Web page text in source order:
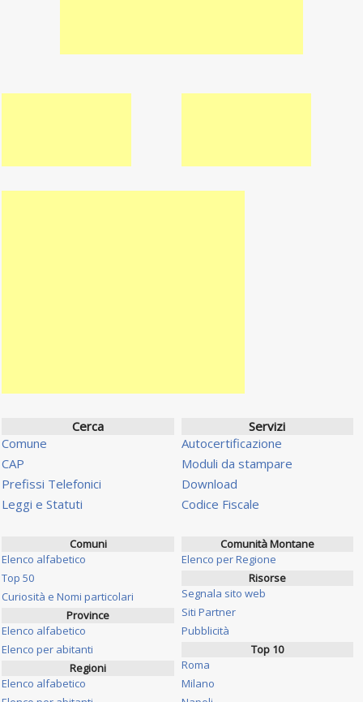
Cerca
Comune
CAP
Prefissi Telefonici
Leggi e Statuti
Servizi
Autocertificazione
Moduli da stampare
Download
Codice Fiscale
Comuni
Elenco alfabetico
Top 50
Curiosità e Nomi particolari
Province
Elenco alfabetico
Elenco per abitanti
Regioni
Elenco alfabetico
Comunità Montane
Elenco per Regione
Risorse
Segnala sito web
Siti Partner
Pubblicità
Top 10
Roma
Milano